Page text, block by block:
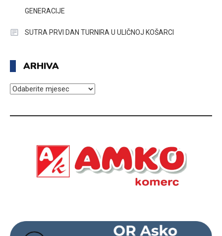
GENERACIJE
SUTRA PRVI DAN TURNIRA U ULIČNOJ KOŠARCI
ARHIVA
ARHIVA